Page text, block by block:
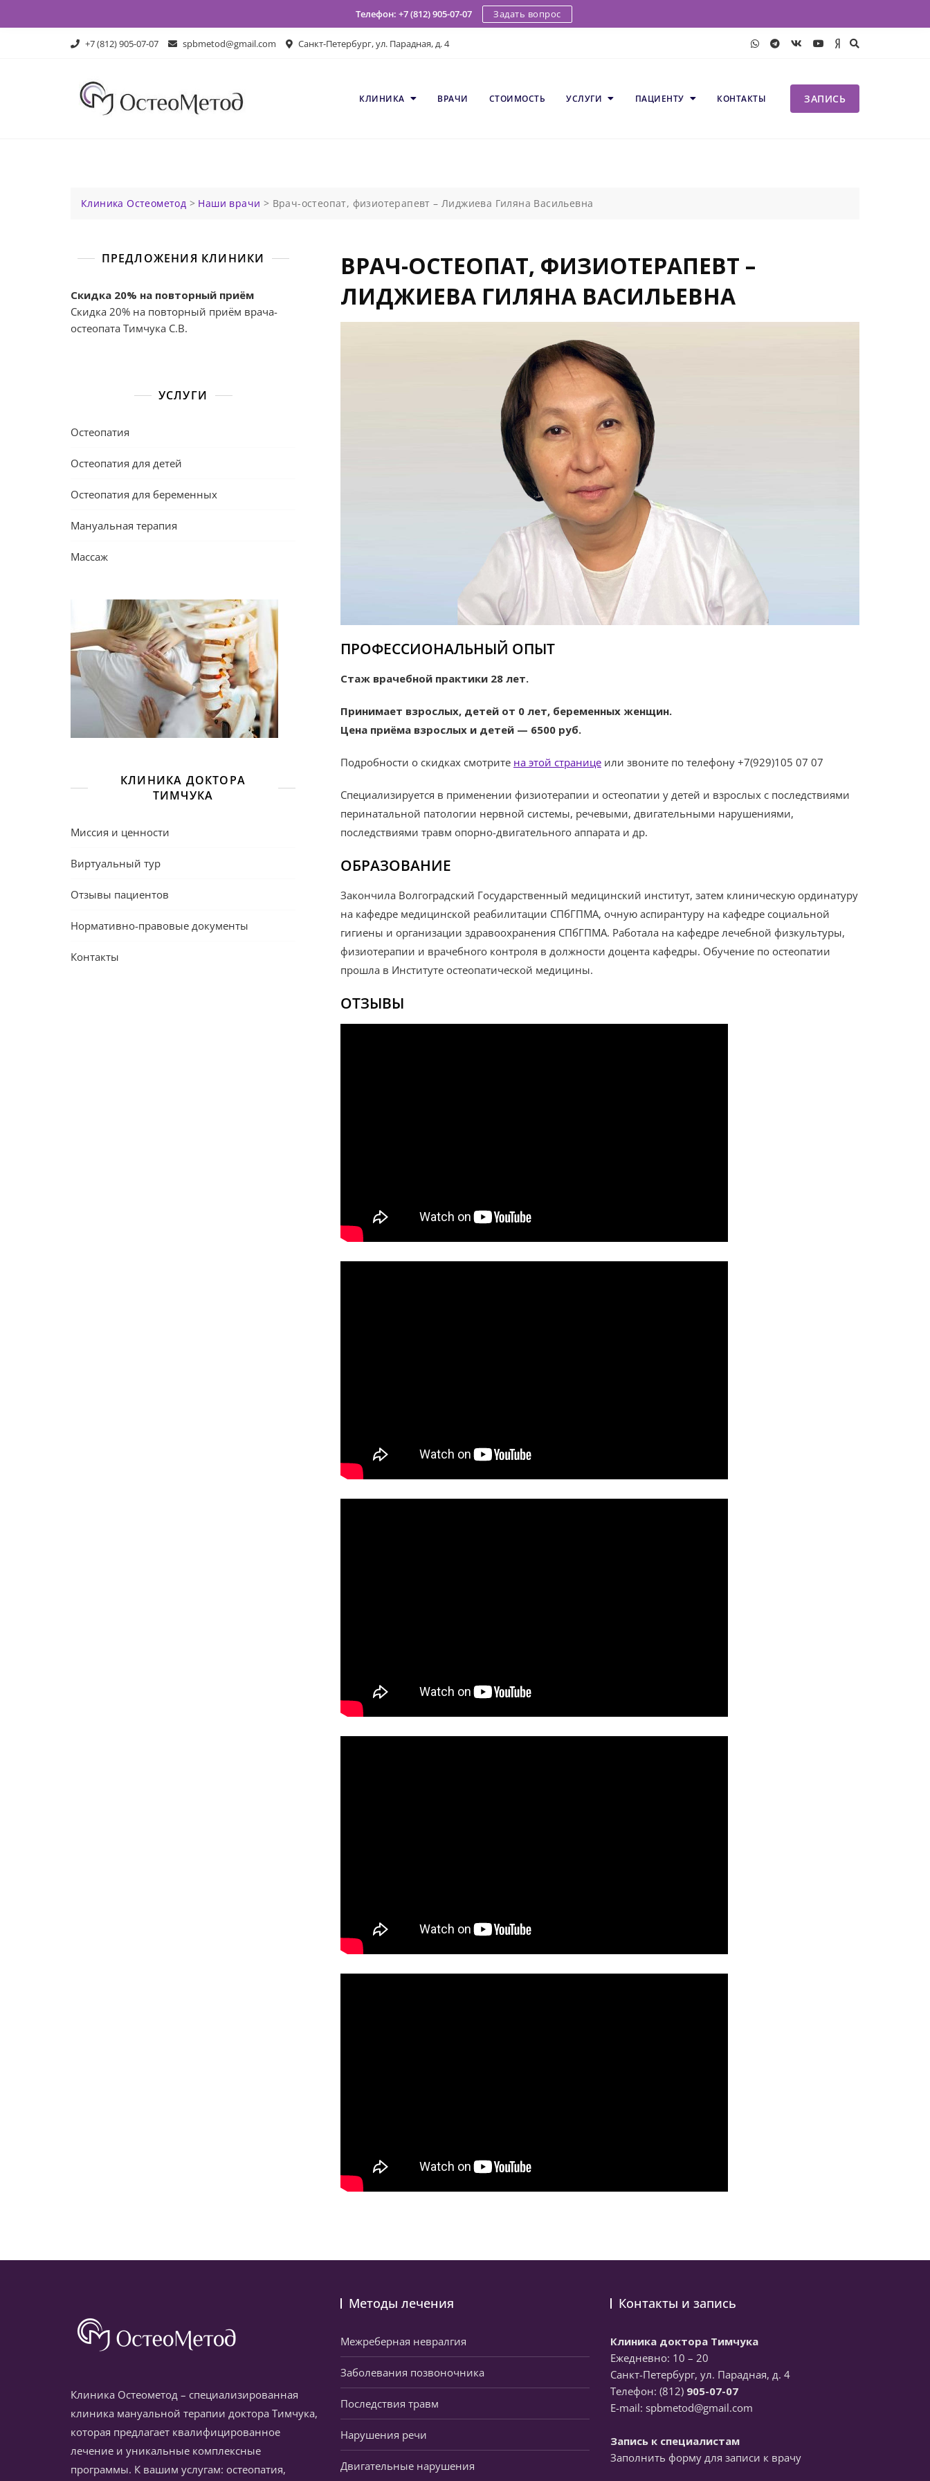
to
Телефон: +7 (812) 905-07-07 Задать вопрос
+7 (812) 905-07-07 spbmetod@gmail.com Санкт-Петербург, ул. Парадная, д. 4
КЛИНИКА ВРАЧИ СТОИМОСТЬ УСЛУГИ ПАЦИЕНТУ КОНТАКТЫ ЗАПИСЬ
Клиника Остеометод > Наши врачи > Врач-остеопат, физиотерапевт – Лиджиева Гиляна Васильевна
ПРЕДЛОЖЕНИЯ КЛИНИКИ
Скидка 20% на повторный приём
Скидка 20% на повторный приём врача-
остеопата Тимчука С.В.
УСЛУГИ
Остеопатия
Остеопатия для детей
Остеопатия для беременных
Мануальная терапия
Массаж
КЛИНИКА ДОКТОРА
ТИМЧУКА
Миссия и ценности
Виртуальный тур
Отзывы пациентов
Нормативно-правовые документы
Контакты
ВРАЧ-ОСТЕОПАТ, ФИЗИОТЕРАПЕВТ –
ЛИДЖИЕВА ГИЛЯНА ВАСИЛЬЕВНА
ПРОФЕССИОНАЛЬНЫЙ ОПЫТ
Стаж врачебной практики 28 лет.
Принимает взрослых, детей от 0 лет, беременных женщин.
Цена приёма взрослых и детей — 6500 руб.
Подробности о скидках смотрите на этой странице или звоните по телефону +7(929)105 07 07
Специализируется в применении физиотерапии и остеопатии у детей и взрослых с последствиями
перинатальной патологии нервной системы, речевыми, двигательными нарушениями,
последствиями травм опорно-двигательного аппарата и др.
ОБРАЗОВАНИЕ
Закончила Волгоградский Государственный медицинский институт, затем клиническую ординатуру
на кафедре медицинской реабилитации СПбГПМА, очную аспирантуру на кафедре социальной
гигиены и организации здравоохранения СПбГПМА. Работала на кафедре лечебной физкультуры,
физиотерапии и врачебного контроля в должности доцента кафедры. Обучение по остеопатии
прошла в Институте остеопатической медицины.
ОТЗЫВЫ
Клиника Остеометод – специализированная
клиника мануальной терапии доктора Тимчука,
которая предлагает квалифицированное
лечение и уникальные комплексные
программы. К вашим услугам: остеопатия,
Методы лечения
Межреберная невралгия
Заболевания позвоночника
Последствия травм
Нарушения речи
Двигательные нарушения
Контакты и запись
Клиника доктора Тимчука
Ежедневно: 10 – 20
Санкт-Петербург, ул. Парадная, д. 4
Телефон: (812) 905-07-07
E-mail: spbmetod@gmail.com
Запись к специалистам
Заполнить форму для записи к врачу